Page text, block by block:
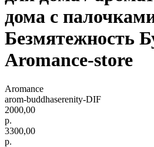
дома с
Безмятежность
Aromance-store
Aromance
arom-buddhaserenity-DIF
2000,00
р.
3300,00
р.